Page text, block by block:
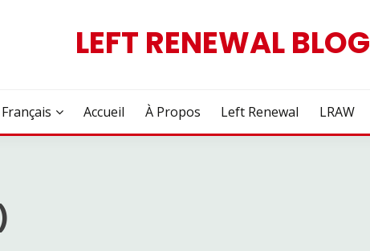
LEFT RENEWAL BLOG
Français Accueil À Propos Left Renewal LRAW